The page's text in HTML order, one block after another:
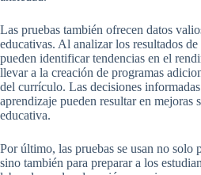
Las pruebas también ofrecen datos
educativas. Al analizar los resultados
pueden identificar tendencias en el
llevar a la creación de programas
del currículo. Las decisiones
aprendizaje pueden resultar en mejoras
educativa.
Por último, las pruebas se usan no solo
sino también para preparar a los